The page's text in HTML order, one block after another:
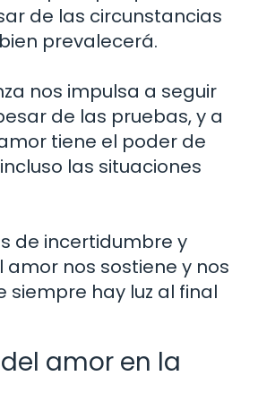
de las circunstancias
prevalecerá.
nos impulsa a seguir
de las pruebas, y a
tiene el poder de
las situaciones
de incertidumbre y
amor nos sostiene y nos
siempre hay luz al final
amor en la